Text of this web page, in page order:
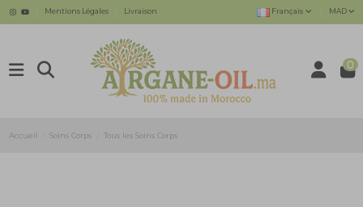
Mentions Légales Livraison Français MAD
0
Accueil Soins Corps Tous les Soins Corps